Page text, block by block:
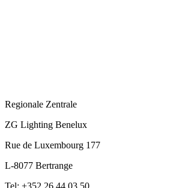
Regionale Zentrale
ZG Lighting Benelux
Rue de Luxembourg 177
L-8077 Bertrange
Tel: +352 26 44 03 50